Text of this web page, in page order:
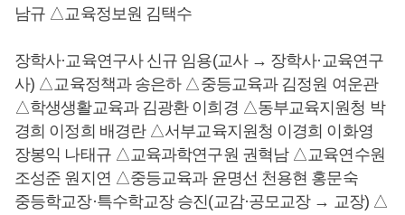
남규 △교육정보원 김택수
장학사·교육연구사 신규 임용(교사 → 장학사·교육연구
사) △교육정책과 송은하 △중등교육과 김정원 여운관
△학생생활교육과 김광환 이희경 △동부교육지원청 박
경희 이정희 배경란 △서부교육지원청 이경희 이화영
장봉익 나태규 △교육과학연구원 권혁남 △교육연수원
조성준 원지연 △중등교육과 윤명선 천용현 홍문숙
중등학교장·특수학교장 승진(교감·공모교장 → 교장) △